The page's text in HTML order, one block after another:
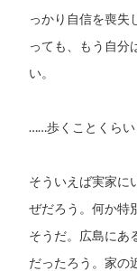
っかり自信を喪失
っても、もう自分
い。
……歩くことくらい
そういえば実家に
ぜだろう。何か特
そうだ。広島にあ
だったろう。家の